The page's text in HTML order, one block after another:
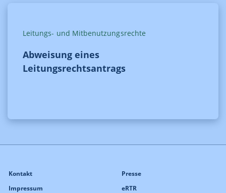
Leitungs- und Mitbenutzungsrechte
Abweisung eines
Leitungsrechtsantrags
Kontakt
Impressum
Presse
eRTR